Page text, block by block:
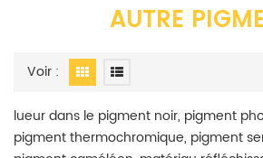
AUTRE
Voir :
lueur dans le pigment noir, pigment
pigment thermochromique, pigment